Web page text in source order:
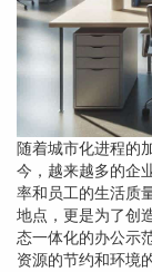
随着城市化进程的
今，越来越多的企
率和员工的生活质
地点，更是为了创
态一体化的办公示
资源的节约和环境